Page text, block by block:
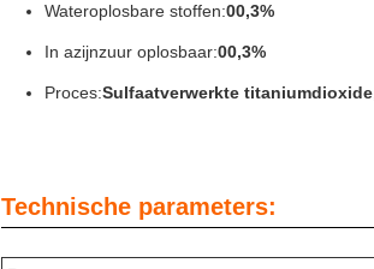
Wateroplosbare stoffen:00,3%
In azijnzuur oplosbaar:00,3%
Proces:Sulfaatverwerkte titaniumdioxide
Technische parameters: